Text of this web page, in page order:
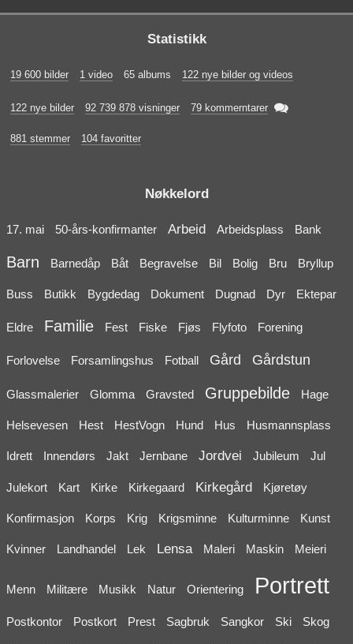
Statistikk
19 600 bilder 1 video 65 albums 122 nye bilder og videos
122 nye bilder 92 739 878 visninger 79 kommerntarer 
881 stemmer 104 favoritter
Nøkkelord
17. mai 50-års-konfirmanter Arbeid Arbeidsplass Bank
Barn Barnedåp Båt Begravelse Bil Bolig Bru Bryllup
Buss Butikk Bygdedag Dokument Dugnad Dyr Ektepar
Eldre Familie Fest Fiske Fjøs Flyfoto Forening
Forlovelse Forsamlingshus Fotball Gård Gårdstun
Glassmalerier Glomma Gravsted Gruppebilde Hage
Helsevesen Hest HestVogn Hund Hus Husmannsplass
Idrett Innendørs Jakt Jernbane Jordvei Jubileum Jul
Julekort Kart Kirke Kirkegaard Kirkegård Kjøretøy
Konfirmasjon Korps Krig Krigsminne Kulturminne Kunst
Kvinner Landhandel Lek Lensa Maleri Maskin Meieri
Menn Militære Musikk Natur Orientering Portrett
Postkontor Postkort Prest Sagbruk Sangkor Ski Skog